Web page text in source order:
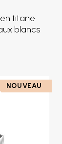
titane
blancs
NOUVEAU